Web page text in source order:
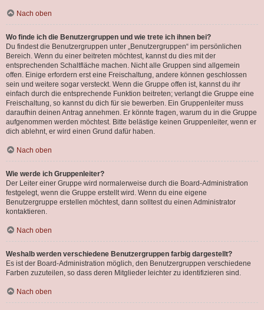
Nach oben
Wo finde ich die Benutzergruppen und wie trete ich ihnen bei?
Du findest die Benutzergruppen unter „Benutzergruppen“ im persönlichen
Bereich. Wenn du einer beitreten möchtest, kannst du dies mit der
entsprechenden Schaltfläche machen. Nicht alle Gruppen sind allgemein
offen. Einige erfordern erst eine Freischaltung, andere können geschlossen
sein und weitere sogar versteckt. Wenn die Gruppe offen ist, kannst du ihr
einfach durch die entsprechende Funktion beitreten; verlangt die Gruppe eine
Freischaltung, so kannst du dich für sie bewerben. Ein Gruppenleiter muss
daraufhin deinen Antrag annehmen. Er könnte fragen, warum du in die Gruppe
aufgenommen werden möchtest. Bitte belästige keinen Gruppenleiter, wenn er
dich ablehnt, er wird einen Grund dafür haben.
Nach oben
Wie werde ich Gruppenleiter?
Der Leiter einer Gruppe wird normalerweise durch die Board-Administration
festgelegt, wenn die Gruppe erstellt wird. Wenn du eine eigene
Benutzergruppe erstellen möchtest, dann solltest du einen Administrator
kontaktieren.
Nach oben
Weshalb werden verschiedene Benutzergruppen farbig dargestellt?
Es ist der Board-Administration möglich, den Benutzergruppen verschiedene
Farben zuzuteilen, so dass deren Mitglieder leichter zu identifizieren sind.
Nach oben